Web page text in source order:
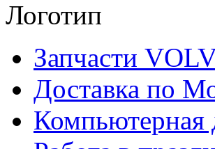
Запчасти
Доставка по
Компьютерная